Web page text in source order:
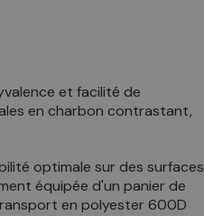
et facilité de
en charbon contrastant,
optimale sur des surfaces
équipée d'un panier de
en polyester 600D